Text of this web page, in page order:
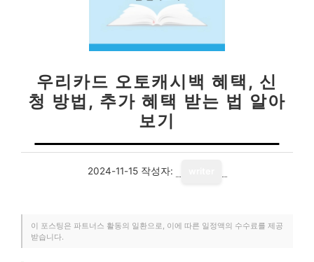
우리카드 오토캐시백 혜택, 신
청 방법, 추가 혜택 받는 법 알아
보기
2024-11-15 작성자:
이 포스팅은 파트너스 활동의 일환으로, 이에 따른 일정액의 수수료를 제공
받습니다.